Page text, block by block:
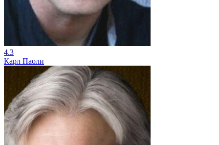
4.3
Карл Паоли